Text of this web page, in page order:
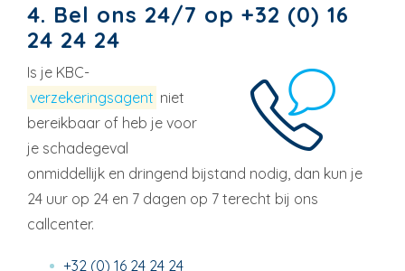
4. Bel ons 24/7 op +32 (0) 16
24 24 24
Is je KBC-
verzekeringsagent niet
bereikbaar of heb je voor
je schadegeval
onmiddellijk en dringend bijstand nodig, dan kun je
24 uur op 24 en 7 dagen op 7 terecht bij ons
callcenter.
+32 (0) 16 24 24 24